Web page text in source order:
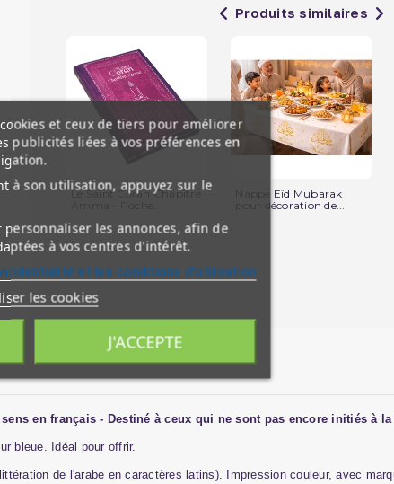
Produits similaires
Le Saint Coran Chapitre
Nappe Eïd Mubarak
pour décoration de...
en français - Destiné à ceux qui ne sont pas encore initiés à
bleue. Idéal pour offrir.
de l'arabe en caractères latins). Impression couleur, avec
et ceux de tiers pour améliorer
publicités liées à vos préférences en
à son utilisation, appuyez sur le
les annonces, afin de
à vos centres d'intérêt.
et les conditions d'utilisation
les cookies
J'ACCEPTE